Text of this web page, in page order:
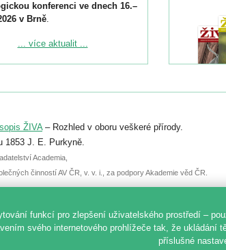
konferenci ve dnech 16.–
v Brně.
informace ke konferenci
se můžete do 6. září.
přihlášené přednášky nebo
už 30. června.
... více aktualit ...
ŽIVA– Rozhled v oboru veškeré přírody.
1853 J. E. Purkyně.
Academia,
činností AV ČR, v. v. i., za podpory Akademie věd ČR.
funkcí pro zlepšení uživatelského prostředí –
svého internetového prohlížeče tak, že
příslušné